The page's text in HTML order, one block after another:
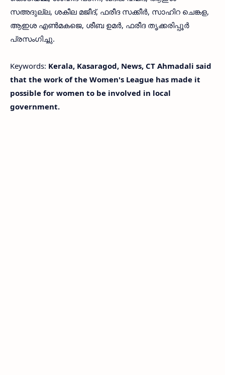
സഅദുല്ല, ശകീല മജീദ്, ഫരീദ സക്കീർ, സാഹിറ ചെങ്കള,
ആഇശ എൺമകജെ, ശീബ ഉമർ, ഫരീദ തൃക്കരിപ്പൂർ
പ്രസംഗിച്ചു.
Keywords: Kerala, Kasaragod, News, CT Ahmadali said
that the work of the Women's League has made it
possible for women to be involved in local
government.